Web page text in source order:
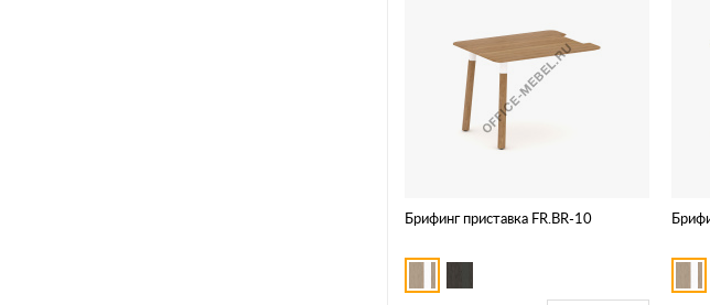
Брифинг приставка FR.BR-10